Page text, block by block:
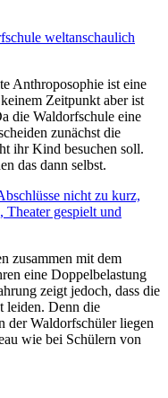
weltanschaulich
Anthroposophie ist eine
Zeitpunkt aber ist
die Waldorfschule eine
zunächst die
ihr Kind besuchen soll.
das dann selbst.
nicht zu kurz,
Theater gespielt und
zusammen mit dem
eine Doppelbelastung
zeigt jedoch, dass die
leiden. Denn die
der Waldorfschüler liegen
wie bei Schülern von